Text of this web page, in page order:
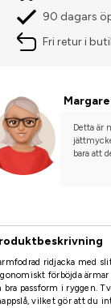
90 dagars
Fri retur i
Detta är
bara att
ridjacka med
förböjda
bra passform i ryggen.
vilket gör att du